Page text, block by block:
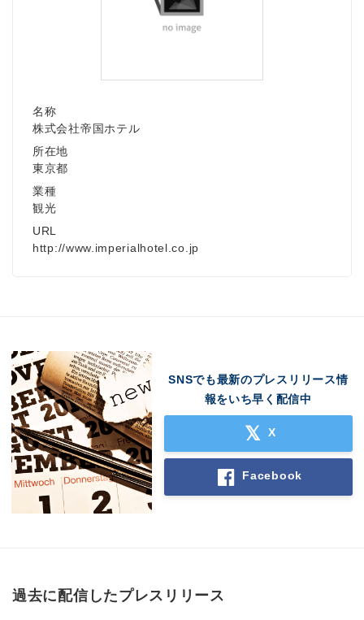
名称
株式会社帝国ホテル
所在地
東京都
業種
観光
URL
http://www.imperialhotel.co.jp
SNSでも最新のプレスリリース情
報をいち早く配信中
X
Facebook
過去に配信したプレスリリース